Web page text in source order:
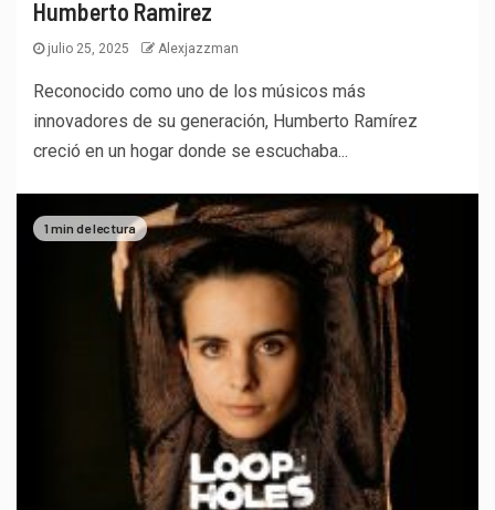
Humberto Ramirez
julio 25, 2025 Alexjazzman
Reconocido como uno de los músicos más
innovadores de su generación, Humberto Ramírez
creció en un hogar donde se escuchaba...
1 min de lectura